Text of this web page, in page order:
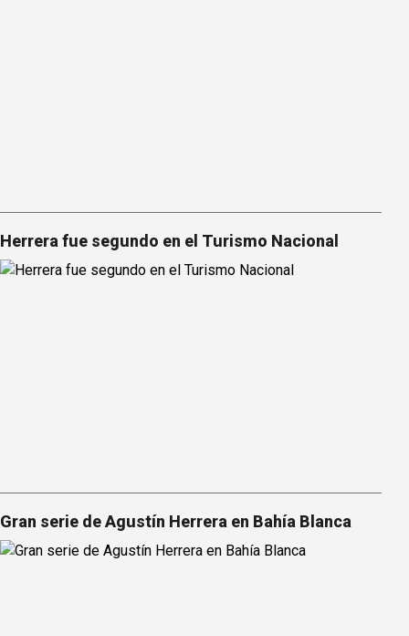
Herrera fue segundo en el Turismo Nacional
Gran serie de Agustín Herrera en Bahía Blanca